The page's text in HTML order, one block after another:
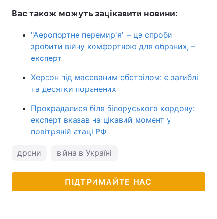
Вас також можуть зацікавити новини:
"Аеропортне перемир'я" – це спроби
зробити війну комфортною для обраних, –
експерт
Херсон під масованим обстрілом: є загиблі
та десятки поранених
Прокрадалися біля білоруського кордону:
експерт вказав на цікавий момент у
повітряній атаці РФ
дрони війна в Україні
ПІДТРИМАЙТЕ НАС